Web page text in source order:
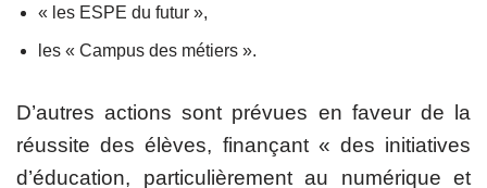
« les ESPE du futur »,
les « Campus des métiers ».
D’autres actions sont prévues en faveur de la
réussite des élèves, finançant « des initiatives
d’éducation, particulièrement au numérique et